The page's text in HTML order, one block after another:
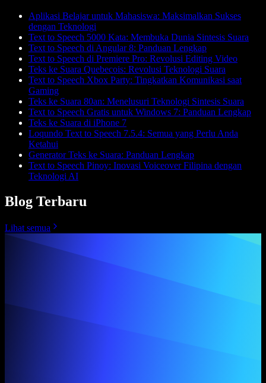
Aplikasi Belajar untuk Mahasiswa: Maksimalkan Sukses
dengan Teknologi
Text to Speech 5000 Kata: Membuka Dunia Sintesis Suara
Text to Speech di Angular 8: Panduan Lengkap
Text to Speech di Premiere Pro: Revolusi Editing Video
Teks ke Suara Quebecois: Revolusi Teknologi Suara
Text to Speech Xbox Party: Tingkatkan Komunikasi saat
Gaming
Teks ke Suara 80an: Menelusuri Teknologi Sintesis Suara
Text to Speech Gratis untuk Windows 7: Panduan Lengkap
Teks ke Suara di iPhone 7
Loqundo Text to Speech 7.5.4: Semua yang Perlu Anda
Ketahui
Generator Teks ke Suara: Panduan Lengkap
Text to Speech Pinoy: Inovasi Voiceover Filipina dengan
Teknologi AI
Blog Terbaru
Lihat semua